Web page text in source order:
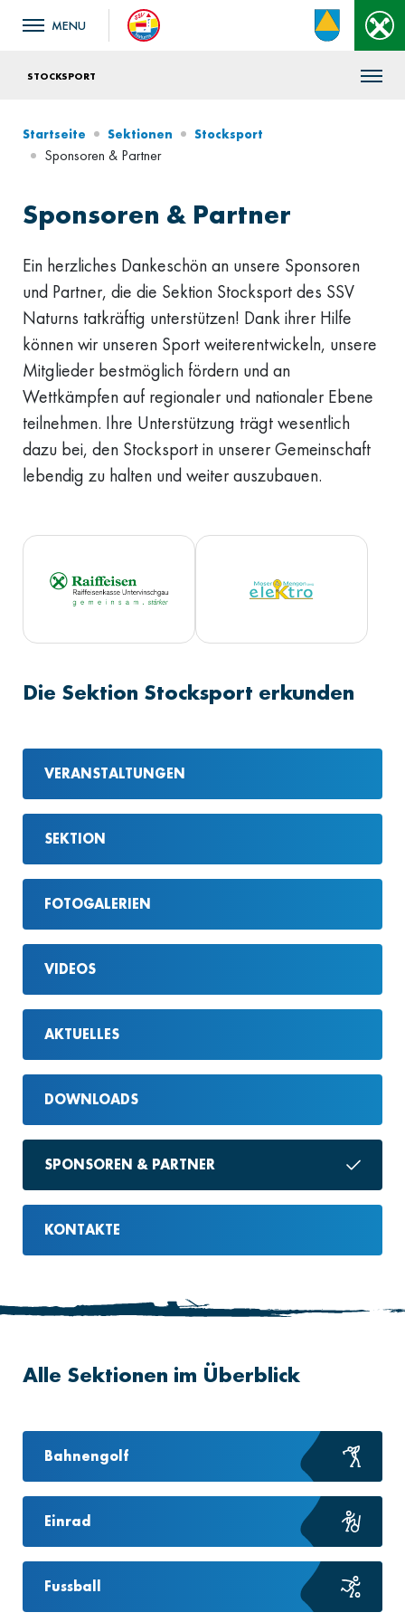
STOCKSPORT
Startseite Sektionen Stocksport
Sponsoren & Partner
Sponsoren & Partner
Ein herzliches Dankeschön an unsere Sponsoren
und Partner, die die Sektion Stocksport des SSV
Naturns tatkräftig unterstützen! Dank ihrer Hilfe
können wir unseren Sport weiterentwickeln, unsere
Mitglieder bestmöglich fördern und an
Wettkämpfen auf regionaler und nationaler Ebene
teilnehmen. Ihre Unterstützung trägt wesentlich
dazu bei, den Stocksport in unserer Gemeinschaft
lebendig zu halten und weiter auszubauen.
Die Sektion Stocksport erkunden
VERANSTALTUNGEN
SEKTION
FOTOGALERIEN
VIDEOS
AKTUELLES
DOWNLOADS
SPONSOREN & PARTNER
KONTAKTE
Alle Sektionen im Überblick
Bahnengolf
Einrad
Fussball